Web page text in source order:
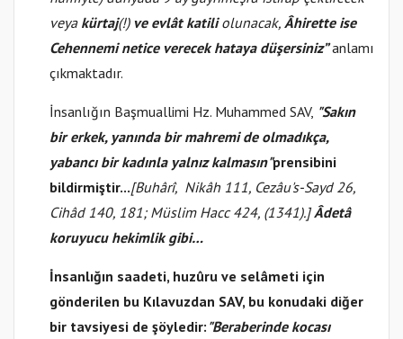
veya kürtaj(!)ve evlât katiliolunacak, Âhirette ise
Cehennemi netice verecek hataya düşersiniz”anlamı
çıkmaktadır.
İnsanlığın Başmuallimi Hz. Muhammed SAV, "Sakın
bir erkek, yanında bir mahremi de olmadıkça,
yabancı bir kadınla yalnız kalmasın"prensibini
bildirmiştir...[Buhârî, Nikâh 111, Cezâu's-Sayd 26,
Cihâd 140, 181; Müslim Hacc 424, (1341).]Âdetâ
koruyucu hekimlik gibi…
İnsanlığın saadeti, huzûru ve selâmeti için
gönderilen bu Kılavuzdan SAV, bu konudaki diğer
bir tavsiyesi de şöyledir: "Beraberinde kocası